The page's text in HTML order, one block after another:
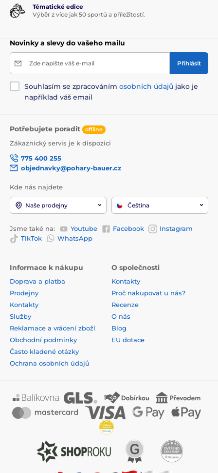
Tématické edice
Výběr z více jak 50 sportů a příležitostí.
Novinky a slevy do vašeho mailu
Zde napište váš e-mail Přihlásit
Souhlasím se zpracováním osobních údajů jako je
například váš email
Potřebujete poradit offline
Zákaznický servis je k dispozici
775 400 255
objednavky@pohary-bauer.cz
Kde nás najdete
Naše prodejny Čeština
Jsme také na: Youtube Facebook
Instagram
TikTok
WhatsApp
Informace k nákupu
Doprava a platba
Prodejny
Kontakty
Služby
Reklamace a vrácení zboží
Obchodní podmínky
Často kladené otázky
Ochrana osobních údajů
O společnosti
Kontakty
Proč nakupovat u nás?
Recenze
O nás
Blog
EU dotace